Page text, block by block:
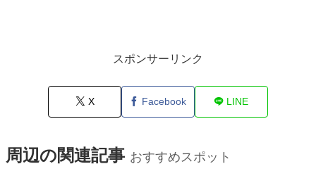
スポンサーリンク
X Facebook LINE
周辺の関連記事 おすすめスポット